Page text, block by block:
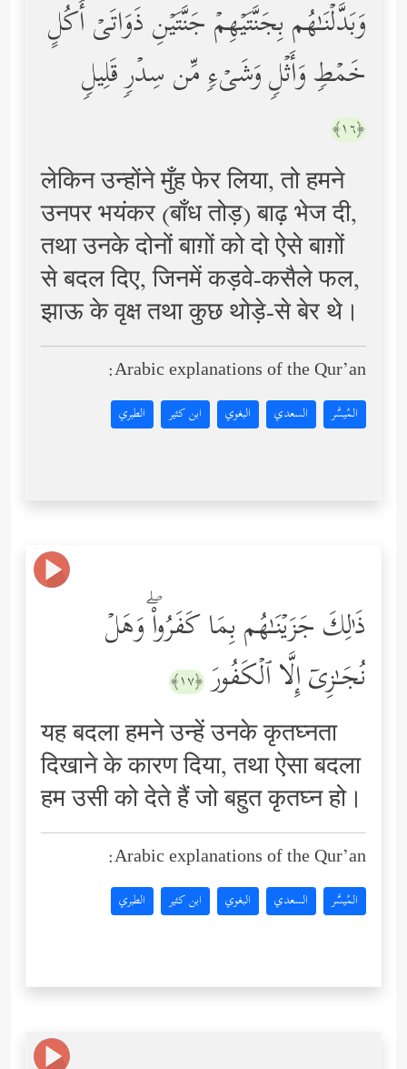
وَبَدَّلۡنَـٰهُم بِجَنَّتَیۡهِمۡ جَنَّتَیۡنِ ذَوَاتَیۡ أُكُلٍ
خَمۡطࣲ وَأَثۡلࣲ وَشَیۡءࣲ مِّن سِدۡرࣲ قَلِیلࣲ
﴿١٦﴾
लेकिन उन्होंने मुँह फेर लिया, तो हमने
उनपर भयंकर (बाँध तोड़) बाढ़ भेज दी,
तथा उनके दोनों बाग़ों को दो ऐसे बाग़ों
से बदल दिए, जिनमें कड़वे-कसैले फल,
झाऊ के वृक्ष तथा कुछ थोड़े-से बेर थे।
Arabic explanations of the Qur’an:
المُيسَّر السعدي البغوي ابن كثير الطبري
ذَ ٰ⁠لِكَ جَزَیۡنَـٰهُم بِمَا كَفَرُواْۖ وَهَلۡ
نُجَـٰزِیۤ إِلَّا ٱلۡكَفُورَ ﴿١٧﴾
यह बदला हमने उन्हें उनके कृतघ्नता
दिखाने के कारण दिया, तथा ऐसा बदला
हम उसी को देते हैं जो बहुत कृतघ्न हो।
Arabic explanations of the Qur’an:
المُيسَّر السعدي البغوي ابن كثير الطبري